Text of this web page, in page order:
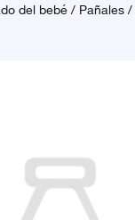
del bebé/ Pañales/